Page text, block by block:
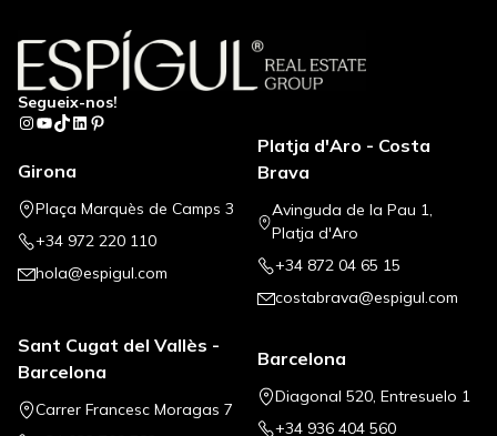
Segueix-nos!
Instagram
YouTube
TikTok
LinkedIn
Pinterest
Girona
Plaça Marquès de Camps 3
+34 972 220 110
hola@espigul.com
Platja d'Aro - Costa
Brava
Avinguda de la Pau 1,
Platja d'Aro
+34 872 04 65 15
costabrava@espigul.com
Sant Cugat del Vallès -
Barcelona
Carrer Francesc Moragas 7
Barcelona
Diagonal 520, Entresuelo 1
+34 936 404 560